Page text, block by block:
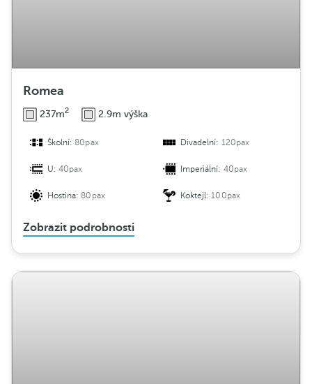
Romea
237m2 2.9m výška
Školní:80pax Divadelní: 120pax
U:40pax Imperiální: 40pax
Hostina:80pax Koktejl:100pax
Zobrazit podrobnosti